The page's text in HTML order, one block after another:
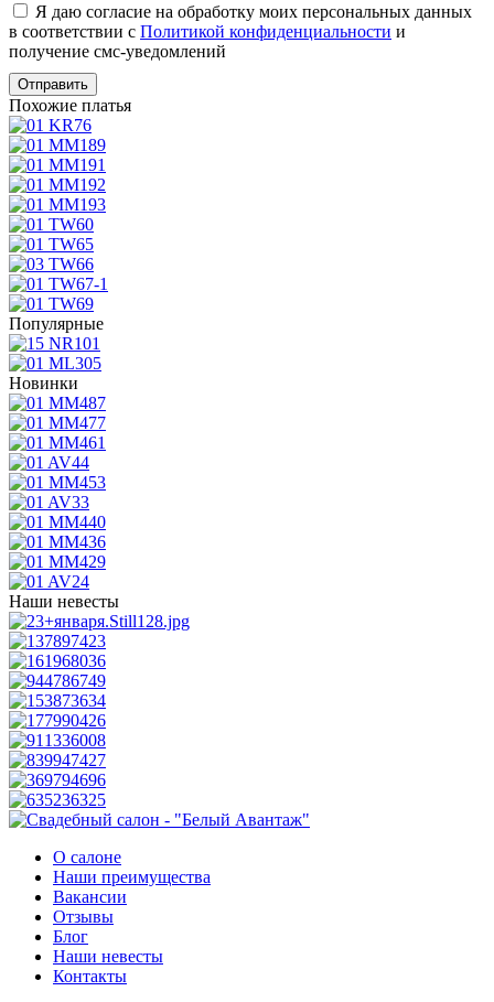
Я даю согласие на обработку моих персональных данных
в соответствии с Политикой конфиденциальности и
получение смс-уведомлений
Похожие платья
Популярные
Новинки
Наши невесты
О салоне
Наши преимущества
Вакансии
Отзывы
Блог
Наши невесты
Контакты